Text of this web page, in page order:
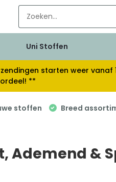
Uni Stoffen
starten weer
**
stoffen Breed
Ademend &